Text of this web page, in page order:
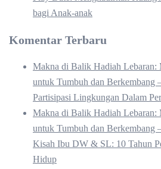
bagi Anak-anak
Komentar Terbaru
Makna di Balik Hadiah
untuk Tumbuh dan Berkembang
Partisipasi Lingkungan Dalam
Makna di Balik Hadiah
untuk Tumbuh dan Berkembang
Kisah Ibu DW & SL: 10 Tahun
Hidup